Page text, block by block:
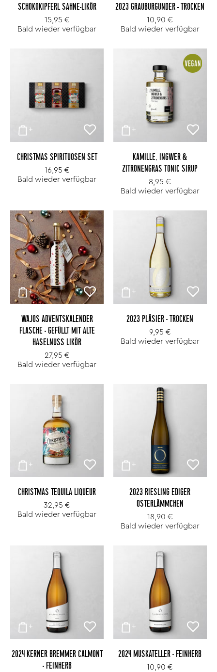
SCHOKOKIPFERL SAHNE-LIKÖR
15,95 €
Bald wieder verfügbar
2023 GRAUBURGUNDER - TROCKEN
10,90 €
Bald wieder verfügbar
CHRISTMAS SPIRITUOSEN SET
16,95 €
Bald wieder verfügbar
KAMILLE, INGWER &
ZITRONENGRAS TONIC SIRUP
8,95 €
Bald wieder verfügbar
WAJOS ADVENTSKALENDER
FLASCHE - GEFÜLLT MIT ALTE
HASELNUSS LIKÖR
27,95 €
Bald wieder verfügbar
2023 PLÄSIER - TROCKEN
9,95 €
Bald wieder verfügbar
CHRISTMAS TEQUILA LIQUEUR
32,95 €
Bald wieder verfügbar
2023 RIESLING EDIGER
OSTERLÄMMCHEN
18,90 €
Bald wieder verfügbar
2024 KERNER BREMMER CALMONT
- FEINHERB
2024 MUSKATELLER - FEINHERB
10,90 €